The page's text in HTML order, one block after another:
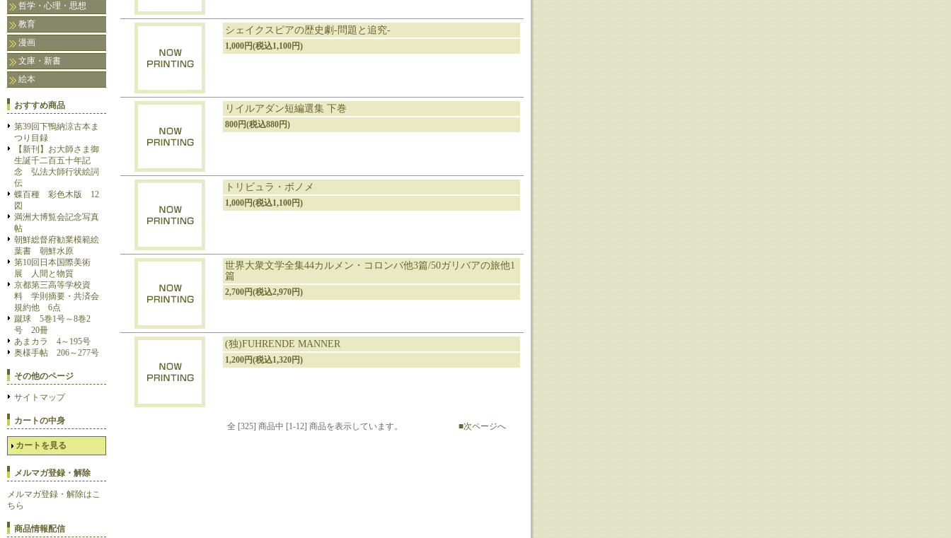
哲学・心理・思想
教育
漫画
文庫・新書
絵本
おすすめ商品
第39回下鴨納涼古本ま
つり目録
【新刊】お大師さま御
生誕千二百五十年記
念 弘法大師行状絵詞
伝
蝶百種 彩色木版 12
図
満洲大博覧会記念写真
帖
朝鮮総督府勧業模範絵
葉書 朝鮮水原
第10回日本国際美術
展 人間と物質
京都第三高等学校資
料 学則摘要・共済会
規約他 6点
蹴球 5巻1号～8巻2
号 20冊
あまカラ 4～195号
奥様手帖 206～277号
その他のページ
サイトマップ
カートの中身
カートを見る
メルマガ登録・解除
メルマガ登録・解除はこ
ちら
商品情報配信
シェイクスピアの歴史劇-問題と追究-
1,000円(税込1,100円)
リイルアダン短編選集 下巻
800円(税込880円)
トリビュラ・ボノメ
1,000円(税込1,100円)
世界大衆文学全集44カルメン・コロンバ他3篇/50ガリバアの旅他1
篇
2,700円(税込2,970円)
(独)FUHRENDE MANNER
1,200円(税込1,320円)
全 [325] 商品中 [1-12] 商品を表示しています。 ■次ページへ